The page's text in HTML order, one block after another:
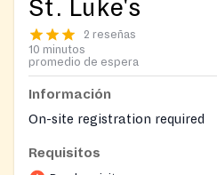
St. Luke's
2 reseñas
10 minutos
promedio de espera
Información
On-site registration required
Requisitos